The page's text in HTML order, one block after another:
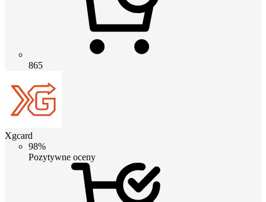
865
Xgcard
98%
Pozytywne oceny